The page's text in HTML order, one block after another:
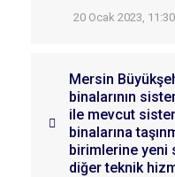
20 Ocak 2023, 11:30
Mersin
binalarının
ile mevcut
binalarına
birimlerine yeni
diğer teknik